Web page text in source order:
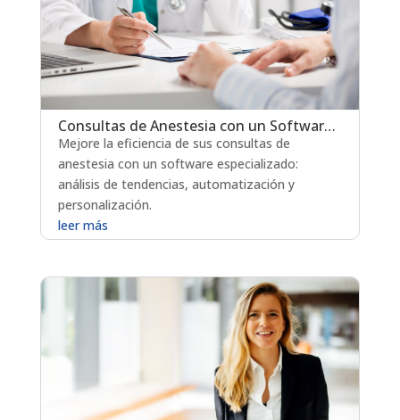
Consultas de Anestesia con un Software: Consejos Prácticos y Soluciones Innovadoras
Mejore la eficiencia de sus consultas de
anestesia con un software especializado:
análisis de tendencias, automatización y
personalización.
leer más